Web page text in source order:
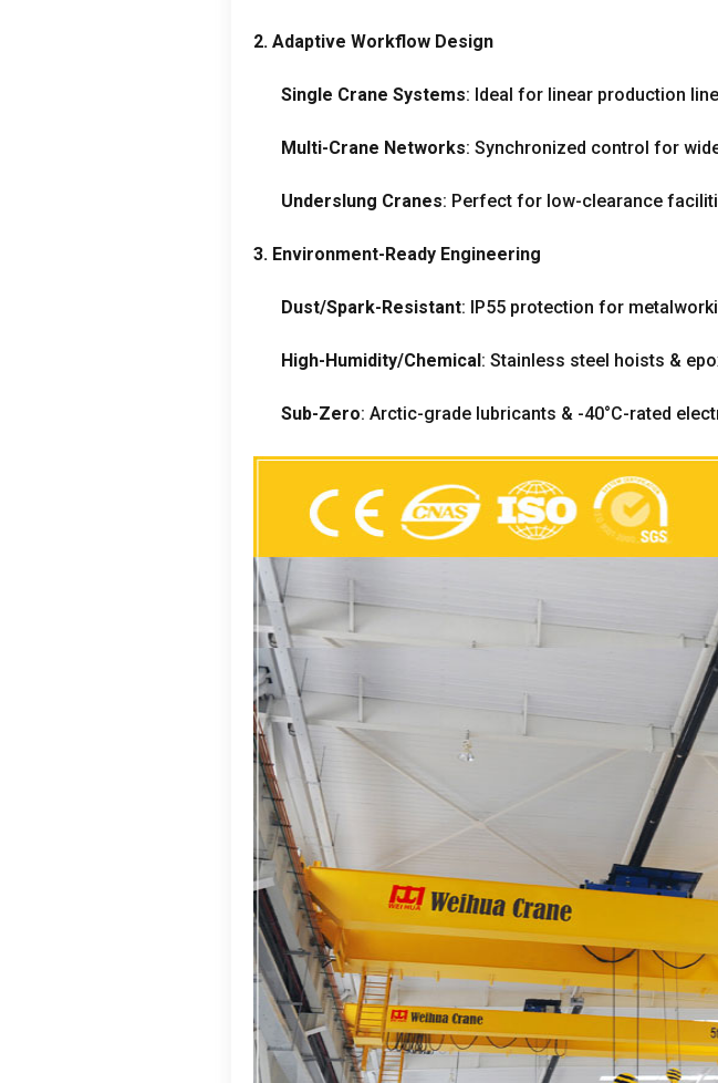
2. Adaptive Workflow Design
Single Crane Systems: Ideal for linear production
Multi-Crane Networks: Synchronized control for
Underslung Cranes: Perfect for low-clearance
3. Environment-Ready Engineering
Dust/Spark-Resistant: IP55 protection for
High-Humidity/Chemical: Stainless steel hoists &
Sub-Zero: Arctic-grade lubricants & -40°C-rated